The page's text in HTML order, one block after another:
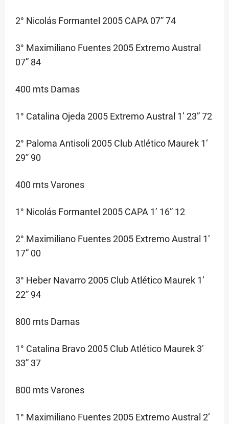
2° Nicolás Formantel 2005 CAPA 07” 74
3° Maximiliano Fuentes 2005 Extremo Austral
07” 84
400 mts Damas
1° Catalina Ojeda 2005 Extremo Austral 1’ 23” 72
2° Paloma Antisoli 2005 Club Atlético Maurek 1’
29” 90
400 mts Varones
1° Nicolás Formantel 2005 CAPA 1’ 16” 12
2° Maximiliano Fuentes 2005 Extremo Austral 1’
17” 00
3° Heber Navarro 2005 Club Atlético Maurek 1’
22” 94
800 mts Damas
1° Catalina Bravo 2005 Club Atlético Maurek 3’
33” 37
800 mts Varones
1° Maximiliano Fuentes 2005 Extremo Austral 2’